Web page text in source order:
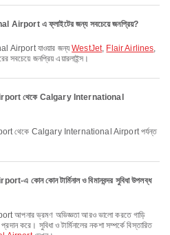
Airport এ ফ্লাইটের জন্য সবচেয়ে জনপ্রিয়?
Airport যাওয়ার জন্যWestJet, Flair Airlines,
সবচেয়ে জনপ্রিয় এয়ারলাইন্স।
থেকে Calgary International
কোন টার্মিনাল ও বিমানবন্দর সুবিধা উপলব্ধ
করে। সুবিধা ও টার্মিনালের নকশা সম্পর্কে বিস্তারিত